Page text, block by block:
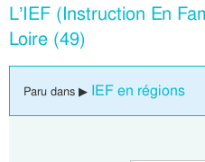
L’IEF (Instruction En
Loire (49)
Paru dans ▶ IEF en régions